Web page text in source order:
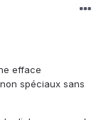
efface
spéciaux sans